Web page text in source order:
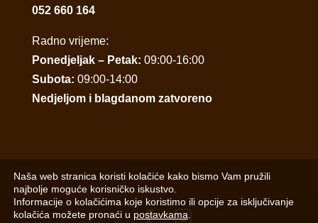
052 660 164
Radno vrijeme:
Ponedjeljak – Petak: 09:00-16:00
Subota: 09:00-14:00
Nedjeljom i blagdanom zatvoreno
Naša web stranica koristi kolačiće kako bismo Vam pružili
najbolje moguće korisničko iskustvo.
Informacije o kolačićima koje koristimo ili opcije za isključivanje
kolačića možete pronaći u postavkama